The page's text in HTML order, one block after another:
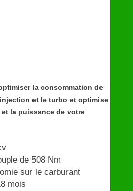
la consommation de
et le turbo et optimise
la puissance de votre
de 508 Nm
sur le carburant
mois